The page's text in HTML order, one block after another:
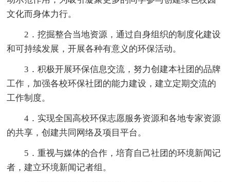
文化而身体力行。
2．挖掘整合当地资源，通过自身组织的制度化建设
和可持续发展，开展各种有意义的环保活动。
3．积极开展环保信息交流，努力创建本社团的品牌
工作，加强各校环保社团的能力建设，建立定期交流的
工作制度。
4．实现全国高校环保志愿服务资源和各地专家资源
的共享，创建共同网络及项目平台。
5．重视与媒体的合作，培育自己社团的环境新闻记
者，建立环境新闻记者组。